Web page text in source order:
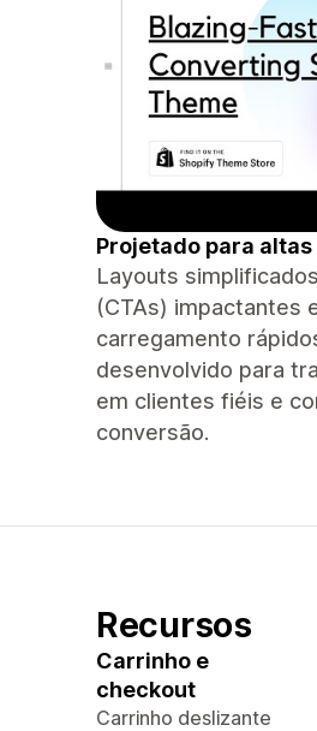
Projetado para
Layouts
(CTAs) impactantes
carregamento
desenvolvido para
em clientes fiéis e
conversão.
Recursos
Carrinho e
checkout
Carrinho deslizante